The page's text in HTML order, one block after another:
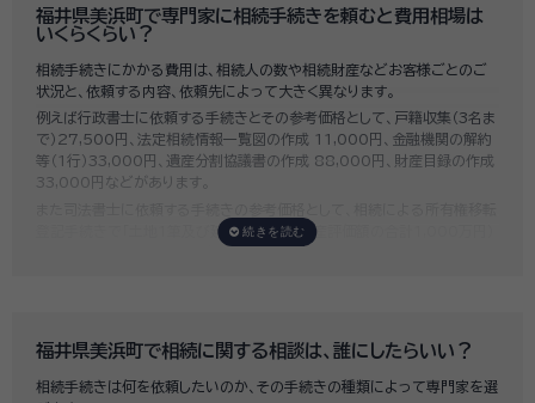
福井県美浜町で専門家に相続手続きを頼むと費用相場は
いくらくらい？
相続手続きにかかる費用は、相続人の数や相続財産などお客様ごとのご
状況と、依頼する内容、依頼先によって大きく異なります。
例えば行政書士に依頼する手続きとその参考価格として、戸籍収集（3名ま
で）27,500円、法定相続情報一覧図の作成 11,000円、金融機関の解約
等（1行）33,000円、遺産分割協議書の作成 88,000円、財産目録の作成
33,000円などがあります。
登記手続きで「土地1筆及び建物1棟（固定資産評価額の合計1,000万円）
せると100万円近くかそれ以上費用がかかってしまう場合もあるなど、非
いい相続では、お客様ごとに必要な相続手続きを明らかにし、無料で見積
福井県美浜町で相続に関する相談は、誰にしたらいい？
相続手続きは何を依頼したいのか、その手続きの種類によって専門家を選